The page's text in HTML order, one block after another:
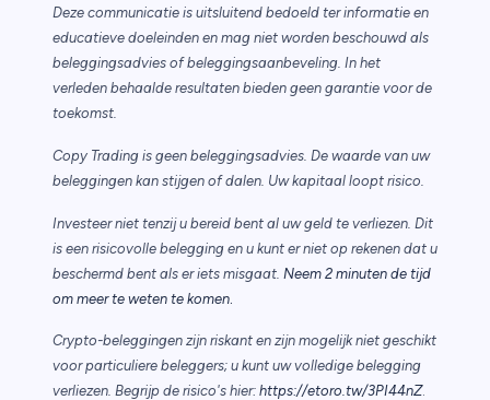
Deze communicatie is uitsluitend bedoeld ter informatie en
educatieve doeleinden en mag niet worden beschouwd als
beleggingsadvies of beleggingsaanbeveling. In het
verleden behaalde resultaten bieden geen garantie voor de
toekomst.
Copy Trading is geen beleggingsadvies. De waarde van uw
beleggingen kan stijgen of dalen. Uw kapitaal loopt risico.
Investeer niet tenzij u bereid bent al uw geld te verliezen. Dit
is een risicovolle belegging en u kunt er niet op rekenen dat u
beschermd bent als er iets misgaat. Neem 2 minuten de tijd
om meer te weten te komen
Crypto-beleggingen zijn riskant en zijn mogelijk niet geschikt
voor particuliere beleggers; u kunt uw volledige belegging
verliezen. Begrijp de risico's hier: https://etoro.tw/3PI44nZ.